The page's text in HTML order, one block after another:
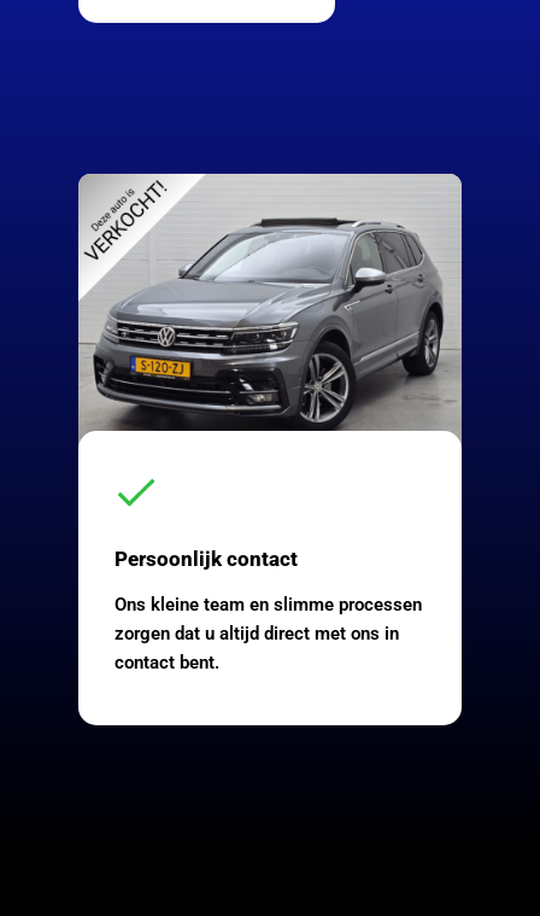
Persoonlijk contact
Ons kleine team en slimme processen
zorgen dat u altijd direct met ons in
contact bent.